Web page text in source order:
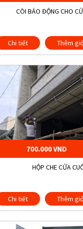
CÒI BÁO ĐỘNG CHO
Chi tiết Thêm
700.000 VND
HỘP CHE CỬA
Chi tiết Thêm